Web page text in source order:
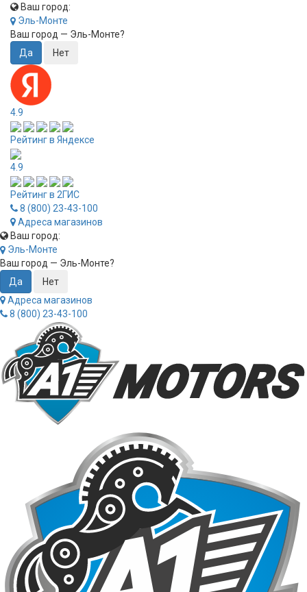
Ваш город:
Эль-Монте
Ваш город — Эль-Монте?
4.9
Рейтинг в Яндексе
4.9
Рейтинг в 2ГИС
8 (800) 23-43-100
Адреса магазинов
Ваш город:
Эль-Монте
Ваш город — Эль-Монте?
Адреса магазинов
8 (800) 23-43-100